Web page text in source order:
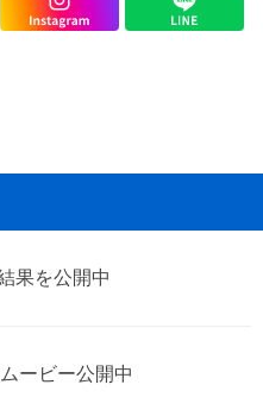
果を公開中
ービー公開中